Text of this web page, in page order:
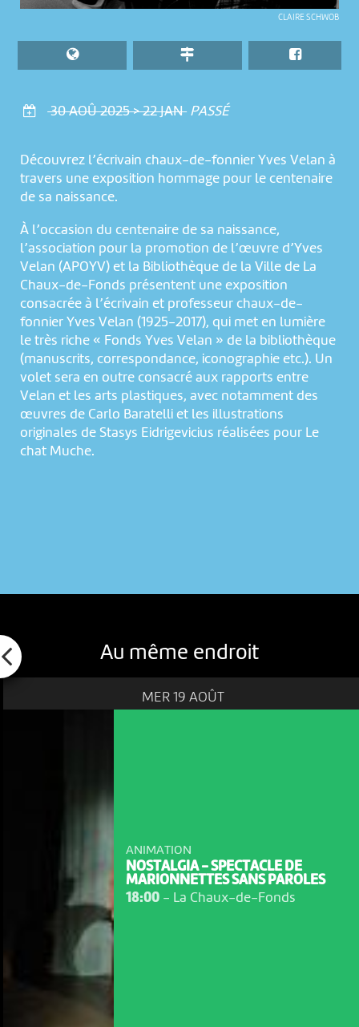
30 AOÛ 2025 > 22 JAN PASSÉ
CLAIRE SCHWOB
Découvrez l’écrivain chaux-de-fonnier Yves Velan à
travers une exposition hommage pour le centenaire
de sa naissance.
À l’occasion du centenaire de sa naissance,
l’association pour la promotion de l’œuvre d’Yves
Velan (APOYV) et la Bibliothèque de la Ville de La
Chaux-de-Fonds présentent une exposition
consacrée à l’écrivain et professeur chaux-de-
fonnier Yves Velan (1925-2017), qui met en lumière
le très riche « Fonds Yves Velan » de la bibliothèque
(manuscrits, correspondance, iconographie etc.). Un
volet sera en outre consacré aux rapports entre
Velan et les arts plastiques, avec notamment des
œuvres de Carlo Baratelli et les illustrations
originales de Stasys Eidrigevicius réalisées pour Le
chat Muche.
Au même endroit
MER 19 AOÛT
ANIMATION
NOSTALGIA - SPECTACLE DE
MARIONNETTES SANS PAROLES
18:00- La Chaux-de-Fonds